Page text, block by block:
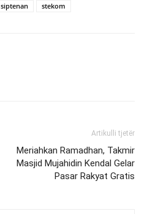
siptenan stekom
Artikulli tjetër
Meriahkan Ramadhan, Takmir
Masjid Mujahidin Kendal Gelar
Pasar Rakyat Gratis